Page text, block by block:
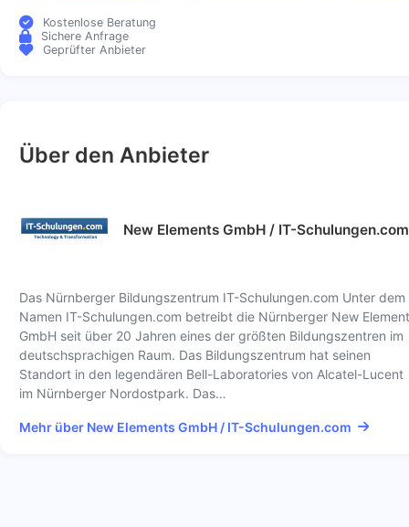
Kostenlose Beratung
Sichere Anfrage
Geprüfter Anbieter
Über den Anbieter
New Elements GmbH / IT-Schulungen.com
Das Nürnberger Bildungszentrum IT-Schulungen.com Unter dem
Namen IT-Schulungen.com betreibt die Nürnberger New
GmbH seit über 20 Jahren eines der größten Bildungszentren im
deutschsprachigen Raum. Das Bildungszentrum hat seinen
Standort in den legendären Bell-Laboratories von Alcatel-Lucent
im Nürnberger Nordostpark. Das…
Mehr über New Elements GmbH / IT-Schulungen.com